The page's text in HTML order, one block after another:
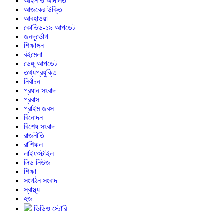
আজকের উক্তি
আবহাওয়া
কোভিড-১৯ আপডেট
জনদূর্ভোগ
শিক্ষাঙ্গন
বইমেলা
ডেঙ্গু আপডেট
তথ্যপ্রযুক্তি
নির্বাচন
প্রধান সংবাদ
প্রবাস
প্রাইম জবস
বিনোদন
বিশেষ সংবাদ
রাজনীতি
রাশিফল
লাইফস্টাইল
লিড নিউজ
শিক্ষা
সংগঠন সংবাদ
স্বাস্থ্য
হজ
ভিডিও স্টোরি